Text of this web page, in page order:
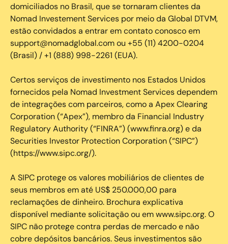
domiciliados no Brasil, que se tornaram clientes da
Nomad Investement Services por meio da Global DTVM,
estão convidados a entrar em contato conosco em
support@nomadglobal.com ou +55 (11) 4200-0204
(Brasil) / +1 (888) 998-2261 (EUA).
Certos serviços de investimento nos Estados Unidos
fornecidos pela Nomad Investment Services dependem
de integrações com parceiros, como a Apex Clearing
Corporation (“Apex”), membro da Financial Industry
Regulatory Authority (“FINRA”) (www.finra.org) e da
Securities Investor Protection Corporation (“SIPC”)
(https://www.sipc.org/).
A SIPC protege os valores mobiliários de clientes de
seus membros em até US$ 250.000,00 para
reclamações de dinheiro. Brochura explicativa
disponível mediante solicitação ou em www.sipc.org. O
SIPC não protege contra perdas de mercado e não
cobre depósitos bancários. Seus investimentos são